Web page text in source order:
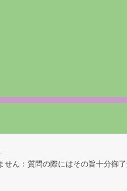
ん：質問の際にはその旨十分御了